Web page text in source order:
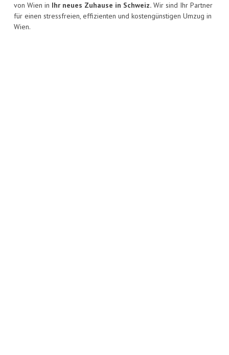
von Wien in Ihr neues Zuhause in Schweiz. Wir sind Ihr Partner
für einen stressfreien, effizienten und kostengünstigen Umzug in
Wien.